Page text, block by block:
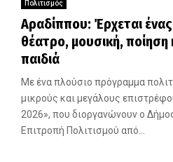
Πολιτισμός
Αραδίππου: Έρχεται
θέατρο, μουσική, ποίηση
παιδιά
Με ένα πλούσιο πρόγραμμα
μικρούς και μεγάλους
2026», που διοργανώνουν ο
Επιτροπή Πολιτισμού από...